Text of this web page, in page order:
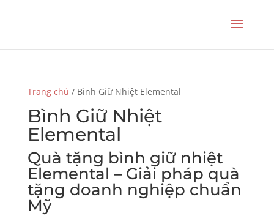
Trang chủ / Bình Giữ Nhiệt Elemental
Bình Giữ Nhiệt
Elemental
Quà tặng bình giữ nhiệt
Elemental – Giải pháp quà
tặng doanh nghiệp chuẩn
Mỹ